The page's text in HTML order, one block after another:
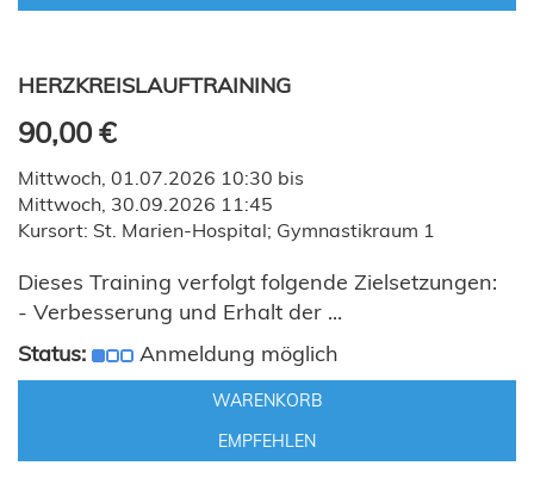
HERZKREISLAUFTRAINING
90,00 €
Mittwoch, 01.07.2026 10:30 bis
Mittwoch, 30.09.2026 11:45
Kursort: St. Marien-Hospital; Gymnastikraum 1
Dieses Training verfolgt folgende Zielsetzungen:
- Verbesserung und Erhalt der ...
Status:
Anmeldung möglich
WARENKORB
EMPFEHLEN